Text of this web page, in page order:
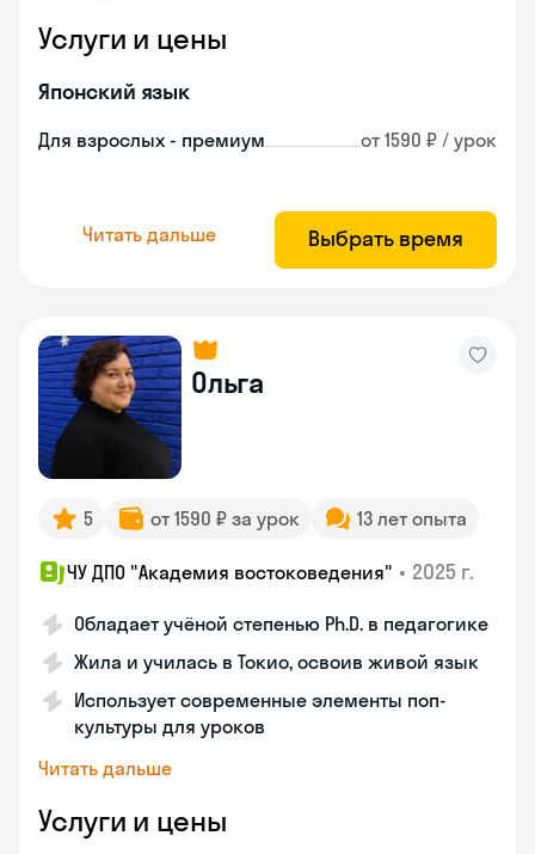
Услуги и цены
Японский язык
Для взрослых - премиум от 1590 ₽ / урок
Читать дальше Выбрать время
Ольга
5 от 1590 ₽ за урок 13 лет опыта
ЧУ ДПО "Академия востоковедения" • 2025 г.
Обладает учёной степенью Ph.D. в педагогике
Жила и училась в Токио, освоив живой язык
Использует современные элементы поп-
культуры для уроков
Читать дальше
Услуги и цены